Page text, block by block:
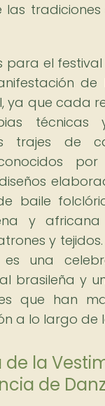
las
para el
de
ya que cada
técnicas
trajes de
por
baile
y
y
es una
brasileña y
que han
a lo largo de
la
de